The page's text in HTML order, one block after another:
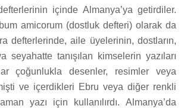
içinde Almanya’ya getirdiler.
amicorum (dostluk defteri) olarak da
defterlerinde, aile üyelerinin, dostların,
seyahatte tanışılan kimselerin yazıları
çoğunlukla desenler, resimler veya
ve içerdikleri Ebru veya diğer renkli
yazı için kullanılırdı. Almanya’da